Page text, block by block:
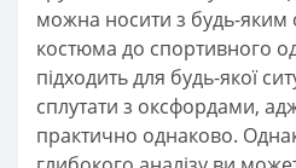
можна носити з будь-яким
костюма до спортивного
підходить для будь-якої
сплутати з оксфордами,
практично однаково.